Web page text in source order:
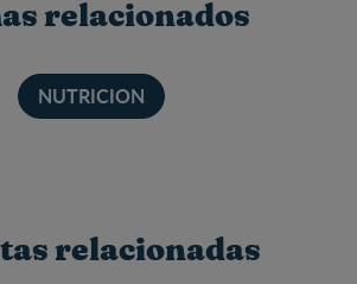
relacionados
NUTRICION
relacionadas